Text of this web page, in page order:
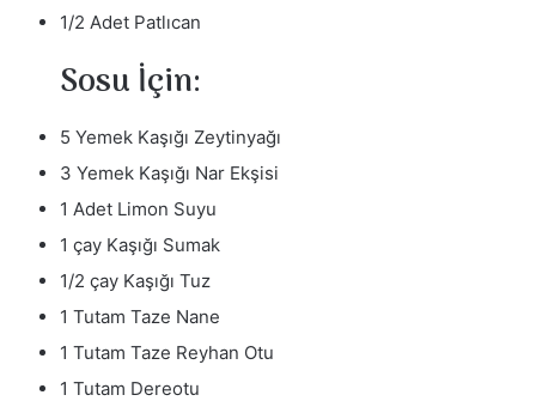
1/2 Adet Patlıcan
Sosu İçin:
5 Yemek Kaşığı Zeytinyağı
3 Yemek Kaşığı Nar Ekşisi
1 Adet Limon Suyu
1 çay Kaşığı Sumak
1/2 çay Kaşığı Tuz
1 Tutam Taze Nane
1 Tutam Taze Reyhan Otu
1 Tutam Dereotu